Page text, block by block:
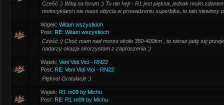
Cześć :) Witaj na forum :) To nie hejt - R1 jest piękna, jednak moim
motocyklami i nie masz obycia w prowadzeniu superbike, to taki niewinny
Wątek: Witam wszystkich
Post: RE: Witam wszystkich
Cześć :) Choć mam nad morze około 350-400km , to nieraz jadę się
nadarzy okazja skorzystam z zaproszenia :)
Wątek: Veni Vidi Vici - RN22
Post: RE: Veni Vidi Vici - RN22
Piękna! Gratulacje :)
Wątek: R1 rn09 by Michu
Post: RE: R1 rn09 by Michu